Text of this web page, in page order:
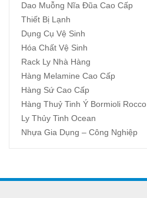
Dao Muỗng Nĩa Đũa Cao Cấp
Thiết Bị Lạnh
Dụng Cụ Vệ Sinh
Hóa Chất Vệ Sinh
Rack Ly Nhà Hàng
Hàng Melamine Cao Cấp
Hàng Sứ Cao Cấp
Hàng Thuỷ Tinh Ý Bormioli Rocco
Ly Thủy Tinh Ocean
Nhựa Gia Dụng – Công Nghiệp